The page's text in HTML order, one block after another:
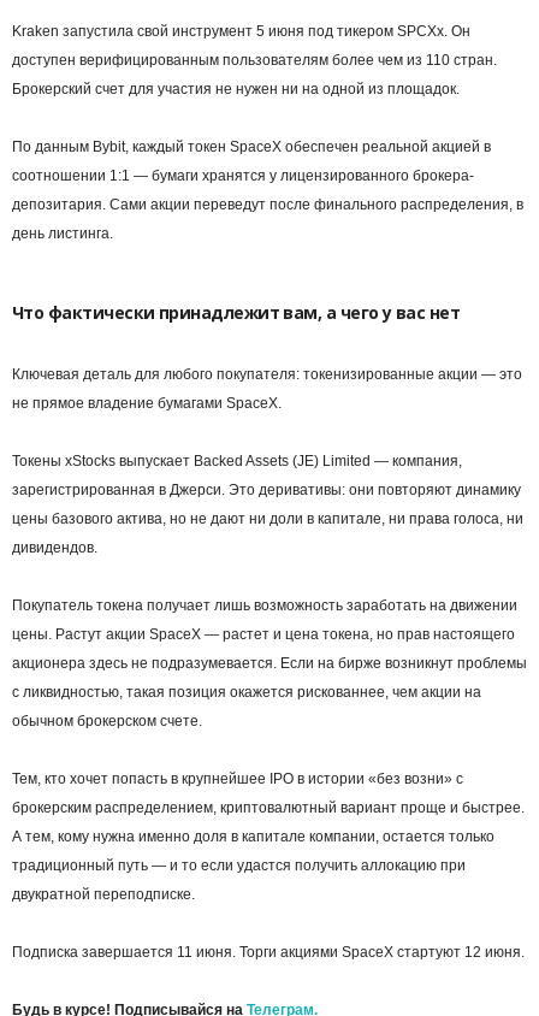
Kraken запустила свой инструмент 5 июня под тикером SPCXx. Он
доступен верифицированным пользователям более чем из 110 стран.
Брокерский счет для участия не нужен ни на одной из площадок.
По данным Bybit, каждый токен SpaceX обеспечен реальной акцией в
соотношении 1:1 — бумаги хранятся у лицензированного брокера-
депозитария. Сами акции переведут после финального распределения, в
день листинга.
Что фактически принадлежит вам, а чего у вас нет
Ключевая деталь для любого покупателя: токенизированные акции — это
не прямое владение бумагами SpaceX.
Токены xStocks выпускает Backed Assets (JE) Limited — компания,
зарегистрированная в Джерси. Это деривативы: они повторяют динамику
цены базового актива, но не дают ни доли в капитале, ни права голоса, ни
дивидендов.
Покупатель токена получает лишь возможность заработать на движении
цены. Растут акции SpaceX — растет и цена токена, но прав настоящего
акционера здесь не подразумевается. Если на бирже возникнут проблемы
с ликвидностью, такая позиция окажется рискованнее, чем акции на
обычном брокерском счете.
Тем, кто хочет попасть в крупнейшее IPO в истории «без возни» с
брокерским распределением, криптовалютный вариант проще и быстрее.
А тем, кому нужна именно доля в капитале компании, остается только
традиционный путь — и то если удастся получить аллокацию при
двукратной переподписке.
Подписка завершается 11 июня. Торги акциями SpaceX стартуют 12 июня.
Будь в курсе! Подписывайся на Телеграм.